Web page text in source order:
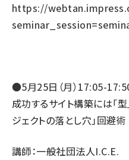
https://
●5月25日（月）17:05-
成功するサイト構築には「
ジェクトの落とし穴」回避術
講師：一般社団法人I.C.E.